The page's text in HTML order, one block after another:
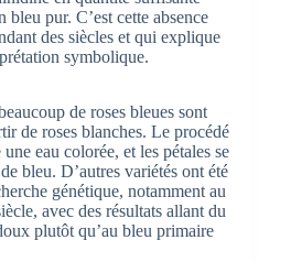
pur. C’est cette absence
des siècles et qui explique
symbolique.
de roses bleues sont
de roses blanches. Le procédé
eau colorée, et les pétales se
bleu. D’autres variétés ont été
génétique, notamment au
avec des résultats allant du
plutôt qu’au bleu primaire